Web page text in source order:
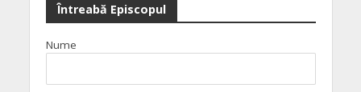
Întreabă Episcopul
Nume